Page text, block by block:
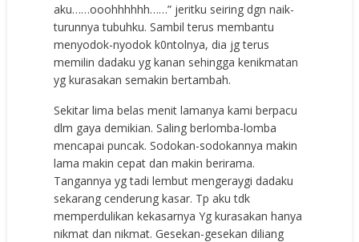
aku……ooohhhhhh……” jeritku seiring dgn naik-
turunnya tubuhku. Sambil terus membantu
menyodok-nyodok k0ntolnya, dia jg terus
memilin dadaku yg kanan sehingga kenikmatan
yg kurasakan semakin bertambah.
Sekitar lima belas menit lamanya kami berpacu
dlm gaya demikian. Saling berlomba-lomba
mencapai puncak. Sodokan-sodokannya makin
lama makin cepat dan makin berirama.
Tangannya yg tadi lembut mengeraygi dadaku
sekarang cenderung kasar. Tp aku tdk
memperdulikan kekasarnya Yg kurasakan hanya
nikmat dan nikmat. Gesekan-gesekan diliang